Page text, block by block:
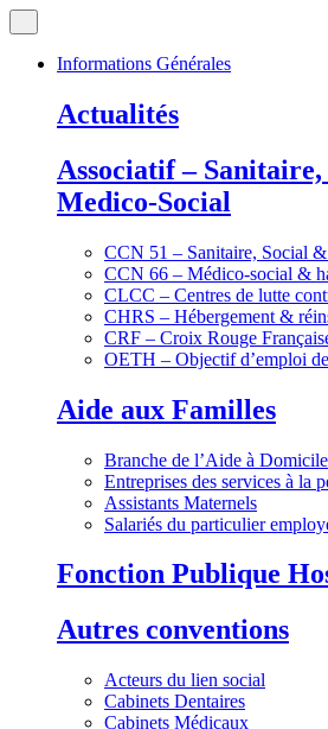
Informations Générales
Actualités
Associatif – Sanitaire,
Medico-Social
CCN 51 – Sanitaire, Social
CCN 66 – Médico-social &
CLCC – Centres de lutte
CHRS – Hébergement &
CRF – Croix Rouge
OETH – Objectif d’emploi
Aide aux Familles
Branche de l’Aide à Domicile
Entreprises des services à la
Assistants Maternels
Salariés du particulier
Fonction Publique
Autres conventions
Acteurs du lien social
Cabinets Dentaires
Cabinets Médicaux